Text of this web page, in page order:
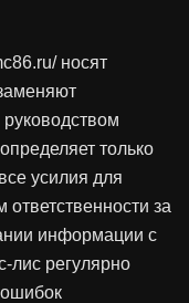
носят
только
усилия для
ответственности за
информации с
лис регулярно